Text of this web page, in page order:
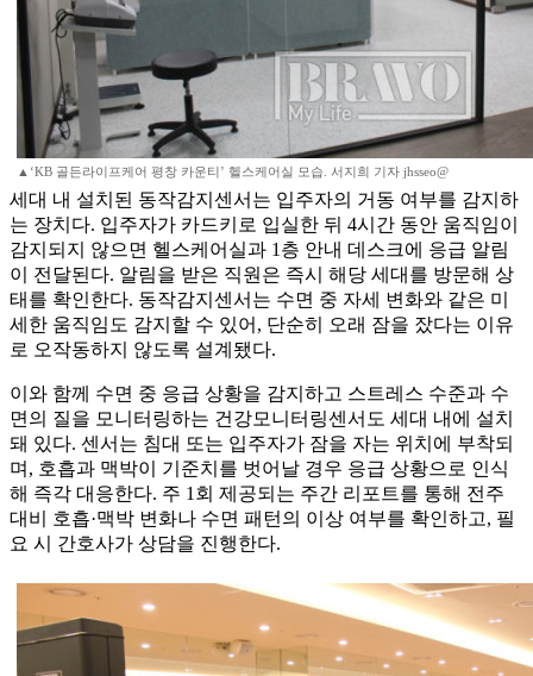
▲‘KB 골든라이프케어 평창 카운티’ 헬스케어실 모습. 서지희 기자 jhsseo@
세대 내 설치된 동작감지센서는 입주자의 거동 여부를 감지하
는 장치다. 입주자가 카드키로 입실한 뒤 4시간 동안 움직임이
감지되지 않으면 헬스케어실과 1층 안내 데스크에 응급 알림
이 전달된다. 알림을 받은 직원은 즉시 해당 세대를 방문해 상
태를 확인한다. 동작감지센서는 수면 중 자세 변화와 같은 미
세한 움직임도 감지할 수 있어, 단순히 오래 잠을 잤다는 이유
로 오작동하지 않도록 설계됐다.
이와 함께 수면 중 응급 상황을 감지하고 스트레스 수준과 수
면의 질을 모니터링하는 건강모니터링센서도 세대 내에 설치
돼 있다. 센서는 침대 또는 입주자가 잠을 자는 위치에 부착되
며, 호흡과 맥박이 기준치를 벗어날 경우 응급 상황으로 인식
해 즉각 대응한다. 주 1회 제공되는 주간 리포트를 통해 전주
대비 호흡·맥박 변화나 수면 패턴의 이상 여부를 확인하고, 필
요 시 간호사가 상담을 진행한다.